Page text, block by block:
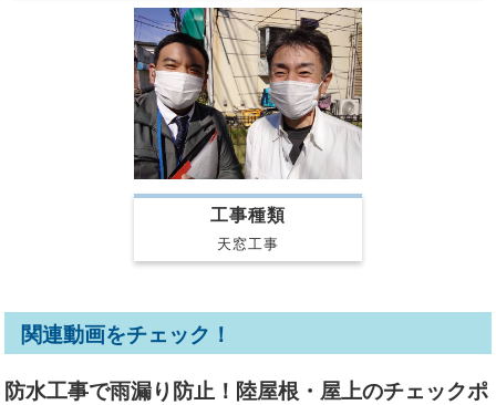
工事種類
天窓工事
関連動画をチェック！
防水工事で雨漏り防止！陸屋根・屋上のチェックポ